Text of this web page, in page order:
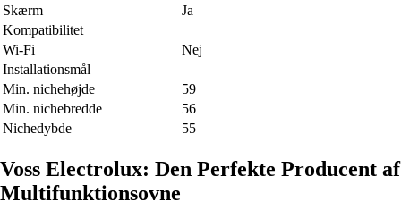
Skærm
Ja
Kompatibilitet
Wi-Fi
Nej
Installationsmål
Min. nichehøjde
59
Min. nichebredde
56
Nichedybde
55
Voss Electrolux: Den Perfekte Producent af
Multifunktionsovne